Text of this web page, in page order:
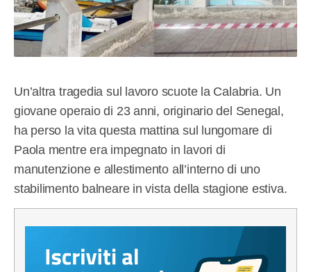
Un’altra tragedia sul lavoro scuote la Calabria. Un
giovane operaio di 23 anni, originario del Senegal,
ha perso la vita questa mattina sul lungomare di
Paola mentre era impegnato in lavori di
manutenzione e allestimento all’interno di uno
stabilimento balneare in vista della stagione estiva.